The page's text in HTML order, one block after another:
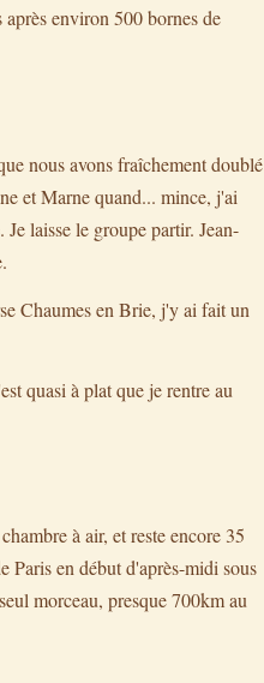
environ 500 bornes de
nous avons fraîchement doublé
et Marne quand... mince, j'ai
laisse le groupe partir. Jean-
Chaumes en Brie, j'y ai fait un
quasi à plat que je rentre au
à air, et reste encore 35
Paris en début d'après-midi sous
morceau, presque 700km au